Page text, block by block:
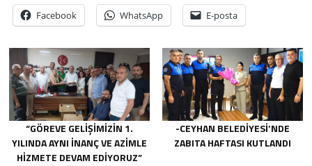
Facebook WhatsApp E-posta
“GÖREVE GELIŞIMIZIN 1.
YILINDA AYNI INANÇ VE AZIMLE
HIZMETE DEVAM EDIYORUZ”
-CEYHAN BELEDIYESI’NDE
ZABITA HAFTASI KUTLANDI